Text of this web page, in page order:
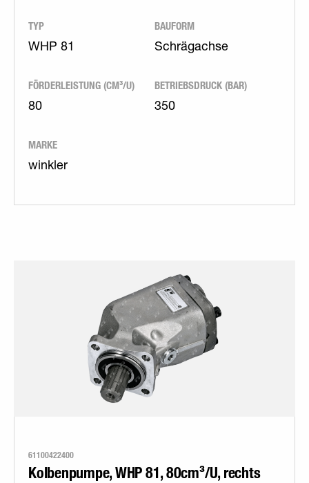
TYP
WHP 81
BAUFORM
Schrägachse
FÖRDERLEISTUNG (CM³/U)
80
BETRIEBSDRUCK (BAR)
350
MARKE
winkler
61100422400
Kolbenpumpe, WHP 81, 80cm³/U, rechts